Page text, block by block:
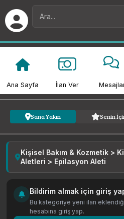
Ana Sayfa İlan Ver
Sana Yakın Senin
Kişisel Bakım & Kozmetik >
Aletleri > Epilasyon Aleti
Bildirim almak için giriş
Bu kategoriye yeni ilan
hesabına giriş yap.